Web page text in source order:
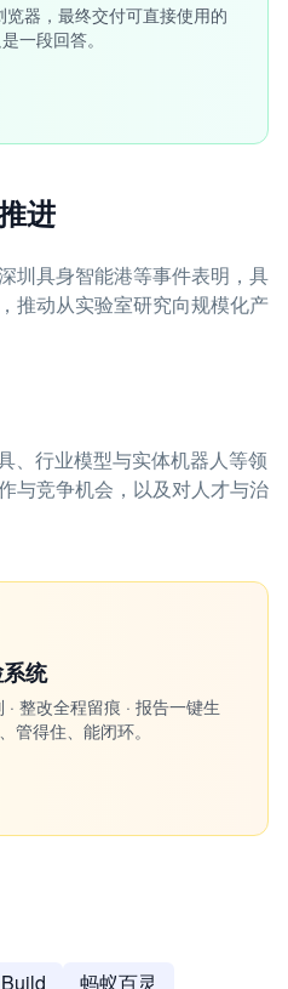
器，最终交付可直接使用的
一段回答。
进
圳具身智能港等事件表明，具
推动从实验室研究向规模化产
、行业模型与实体机器人等领
与竞争机会，以及对人才与治
统
整改全程留痕 · 报告一键生
管得住、能闭环。
蚂蚁百灵